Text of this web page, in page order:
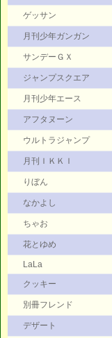
ゲッサン
月刊少年ガンガン
サンデーＧＸ
ジャンプスクエア
月刊少年エース
アフタヌーン
ウルトラジャンプ
月刊ＩＫＫＩ
りぼん
なかよし
ちゃお
花とゆめ
LaLa
クッキー
別冊フレンド
デザート